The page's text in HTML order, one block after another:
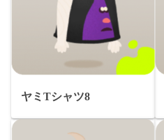
ヤミTシャツ8